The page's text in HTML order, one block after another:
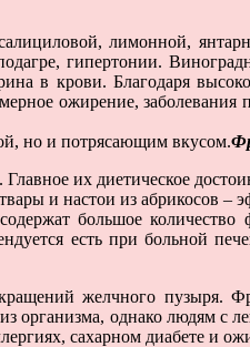
лимонной,
гипертонии.
в крови. Благодаря
ожирение,
но и потрясающим вкусом.
их диетическое
и настои из абрикосов –
большое
есть при больной
желчного пузыря.
однако людям с
сахарном диабете и